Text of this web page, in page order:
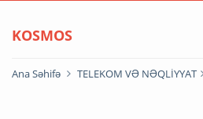
KOSMOS
Ana Səhifə TELEKOM VƏ NƏQLİYYAT